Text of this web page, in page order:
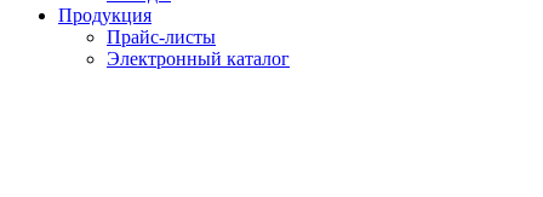
Продукция
Прайс-листы
Электронный каталог